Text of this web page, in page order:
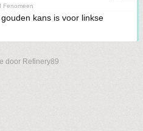
Fenomeen
kans is voor linkse
door Refinery89